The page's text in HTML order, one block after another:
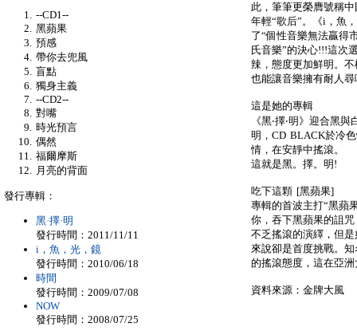
此，筆筆更榮膺號稱
年輕“歌后”。《i，魚
了“個性音樂無法贏得
氏音樂”的決心!!!這次
辣，態度更加鮮明。
也能讓音樂擁有耐人
這是她的專輯
《黑‧擇‧明》迎合黑
明，CD BLACK於冷
情，在安靜中搖滾。
這就是黑。擇。明!
吃下這顆 [黑蘋果]
專輯的首波主打“黑蘋
你，吞下黑蘋果的詛
不乏搖滾的演繹，但
來說卻是首度挑戰。
的搖滾態度，這在亞
資料來源：金牌大風
--CD1--
黑蘋果
預感
帶你去兜風
盲點
獨身主義
--CD2--
對嘴
時光預言
偶然
福爾摩斯
月亮的背面
發行專輯：
黑·擇·明
發行時間：2011/11/11
i，魚，光，鏡
發行時間：2010/06/18
時間
發行時間：2009/07/08
NOW
發行時間：2008/07/25